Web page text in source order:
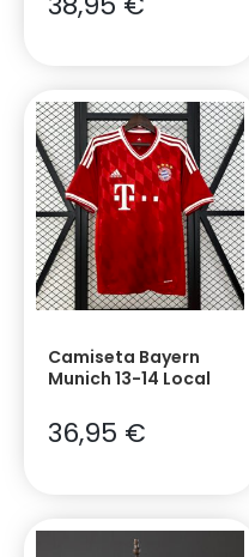
Camiseta Bayern
Munich 13-14 Local
36,95 €